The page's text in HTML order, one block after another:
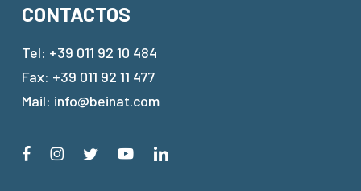
CONTACTOS
Tel: +39 011 92 10 484
Fax: +39 011 92 11 477
Mail: info@beinat.com